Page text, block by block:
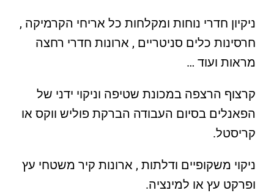
ניקיון חדרי נוחות ומקלחות כל אריחי הקרמיקה ,
חרסינות כלים סניטריים , ארונות חדרי רחצה
מראות ועוד …
קרצוף הרצפה במכונת שטיפה וניקוי ידני של
הפאנלים בסיום העבודה הברקת פוליש ווקס או
קריסטל.
ניקוי משקופיים ודלתות , ארונות קיר משטחי עץ
ופרקט עץ או למינציה.